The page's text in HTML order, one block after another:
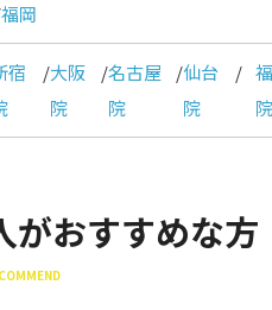
福岡
宿
/大阪
院
/名古屋
院
/仙台
院
/
院
がおすすめな方